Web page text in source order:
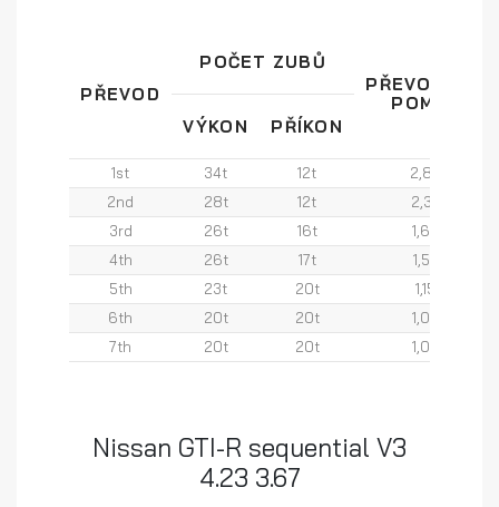
PŘEVOD
POČET ZUBŮ
PŘEVODOVÝ
POMĚR
VÝKON
PŘÍKON
1st 34t 12t
2,83
2nd
28t 12t
2,33
3rd
26t 16t
1,63
4th
26t 17t
1,53
5th
23t 20t
1,15
6th
20t 20t
1,00
7th
20t 20t 1,00
Nissan GTI-R sequential V3
4.23 3.67